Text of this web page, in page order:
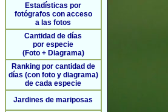
Estadísticas por
fotógrafos con acceso
a las fotos
Cantidad de días
por especie
(Foto + Diagrama)
Ranking por cantidad de
días (con foto y diagrama)
de cada especie
Jardines de mariposas